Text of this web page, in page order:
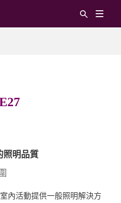
照明品質
內活動提供一般照明解決方